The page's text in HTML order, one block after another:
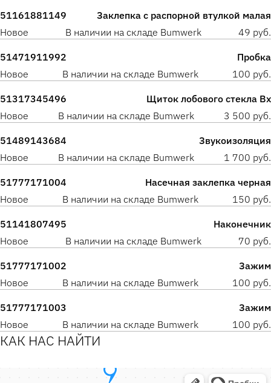
51161881149
Заклепка с распорной втулкой малая
Новое
В наличии на складе Bumwerk 49 руб.
51471911992
Пробка
Новое
В наличии на складе Bumwerk 100 руб.
51317345496
Щиток лобового стекла Вх
Новое
В наличии на складе Bumwerk 3 500 руб.
51489143684
Звукоизоляция
Новое
В наличии на складе Bumwerk 1 700 руб.
51777171004
Насечная заклепка черная
Новое
В наличии на складе Bumwerk 150 руб.
51141807495
Наконечник
Новое
В наличии на складе Bumwerk 70 руб.
51777171002
Зажим
Новое
В наличии на складе Bumwerk 100 руб.
51777171003
Зажим
Новое
В наличии на складе Bumwerk 100 руб.
КАК НАС НАЙТИ